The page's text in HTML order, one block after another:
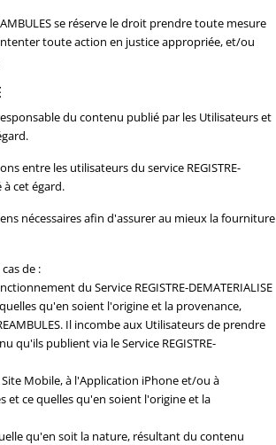
se réserve le droit prendre toute mesure
toute action en justice appropriée, et/ou
du contenu publié par les Utilisateurs et
entre les utilisateurs du service REGISTRE-
à cet égard.
nécessaires afin d'assurer au mieux la fourniture
de :
du Service REGISTRE-DEMATERIALISE
qu'en soient l'origine et la provenance,
Il incombe aux Utilisateurs de prendre
qu'ils publient via le Service REGISTRE-
Mobile, à l'Application iPhone et/ou à
et ce quelles qu'en soient l'origine et la
qu'en soit la nature, résultant du contenu